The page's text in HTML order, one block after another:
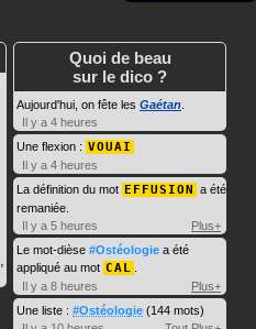
,
Quoi de beau
sur le dico ?
Aujourd'hui, on fête les Gaétan
Il y a 4 heures
Une flexion : VOUAI
Il y a 4 heures
La définition du mot EFFUSION a été
remaniée.
Il y a 5 heures
Plus+
Le mot-dièse #Ostéologie a été
appliqué au mot CAL
Il y a 8 heures
Plus+
Une liste : #Ostéologie (144 mots)